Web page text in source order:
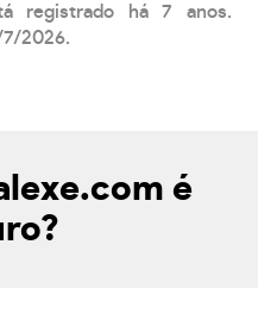
registrado há 7 anos.
7/2026.
é